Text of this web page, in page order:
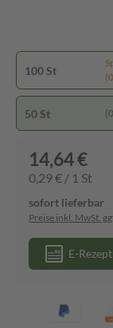
100 St
50 St
14,64 €
0,29 € / 1 St
sofort lieferbar
Preise inkl. MwSt.
E-